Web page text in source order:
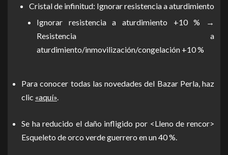
Cristal de infinitud: Ignorar resistencia a aturdimiento
Ignorar resistencia a aturdimiento +10 % →
Resistencia a
aturdimiento/inmovilización/congelación +10 %
Para conocer todas las novedades del Bazar Perla, haz
clic «aquí»
Se ha reducido el daño infligido por <Lleno de rencor>
Esqueleto de orco verde guerrero en un 40 %.